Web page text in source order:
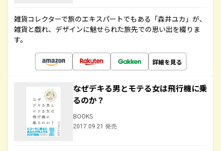
雑貨コレクターで旅のエキスパートでもある「森井ユカ」が、
雑貨と戯れ、デザインに魅せられた旅先での思い出を綴りま
す。
詳細を見る
なぜデキる男とモテる女は飛行機に乗
るのか？
BOOKS
2017.09.21 発売